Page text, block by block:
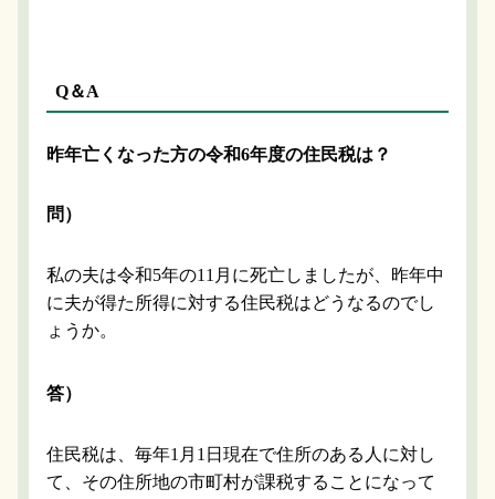
Q＆A
昨年亡くなった方の令和6年度の住民税は？
問）
私の夫は令和5年の11月に死亡しましたが、昨年中
に夫が得た所得に対する住民税はどうなるのでし
ょうか。
答）
住民税は、毎年1月1日現在で住所のある人に対し
て、その住所地の市町村が課税することになって